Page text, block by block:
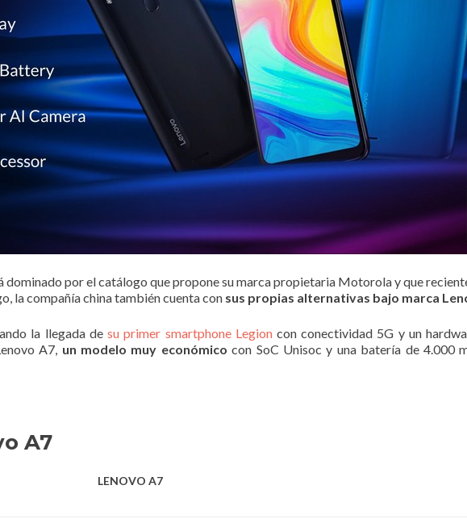
dominado por el catálogo que propone su marca propietaria Motorola y que
la compañía china también cuenta con sus propias alternativas bajo marca
la llegada desu primer smartphone Legioncon conectividad 5G y un
A7, un modelo muy económico con SoC Unisoc y una batería de 4.000
A7
LENOVO A7